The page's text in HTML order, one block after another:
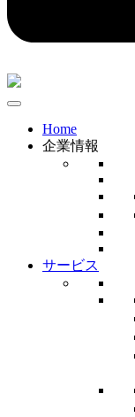
Home
企業情報
サービス